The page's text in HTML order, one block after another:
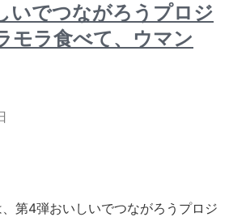
でつながろうプロジ
ラ食べて、ウマン
第4弾おいしいでつながろうプロジ